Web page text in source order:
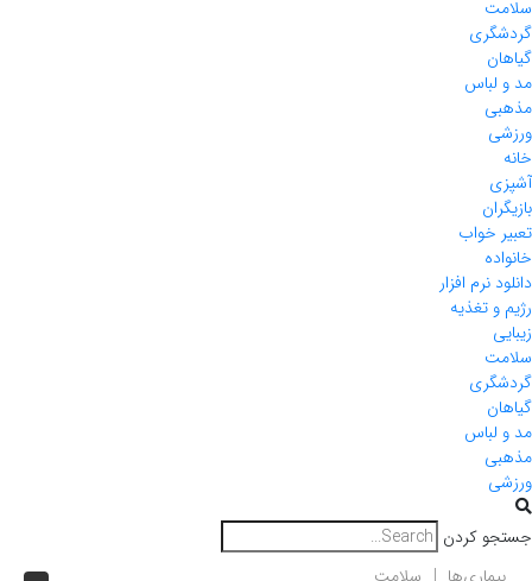
سلامت
گردشگری
گیاهان
مد و لباس
مذهبی
ورزشی
خانه
آشپزی
بازیگران
تعبیر خواب
خانواده
دانلود نرم افزار
رژیم و تغذیه
زیبایی
سلامت
گردشگری
گیاهان
مد و لباس
مذهبی
ورزشی
جستجو کردن